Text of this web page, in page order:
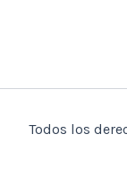
Todos los